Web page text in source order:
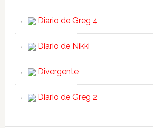
Diario de Greg 4
Diario de Nikki
Divergente
Diario de Greg 2